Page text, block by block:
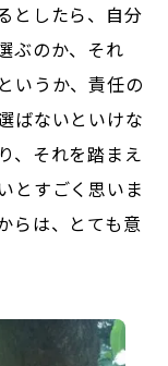
としたら、自分
ぶのか、それ
いうか、責任の
ばないといけな
、それを踏まえ
とすごく思いま
らは、とても意